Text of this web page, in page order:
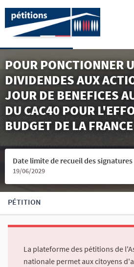
POUR PONCTIONNER
DIVIDENDES AUX
JOUR DE BENEFICES
DU CAC40 POUR
BUDGET DE LA FRANCE
Date limite de recueil des signatures
19/06/2029
PÉTITION
La plateforme des pétitions de
nationale permet aux citoyens